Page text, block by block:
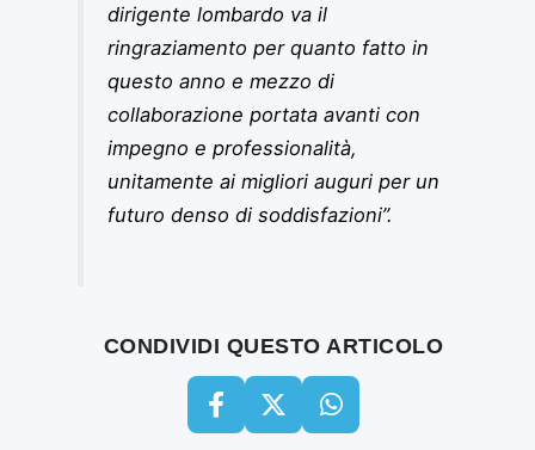
dirigente lombardo va il
ringraziamento per quanto fatto in
questo anno e mezzo di
collaborazione portata avanti con
impegno e professionalità,
unitamente ai migliori auguri per un
futuro denso di soddisfazioni”.
CONDIVIDI QUESTO ARTICOLO